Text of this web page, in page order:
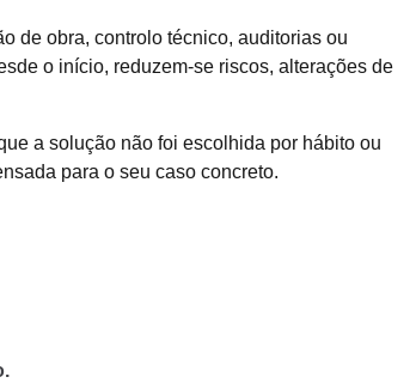
de obra, controlo técnico, auditorias ou
o início, reduzem-se riscos, alterações de
a solução não foi escolhida por hábito ou
para o seu caso concreto.